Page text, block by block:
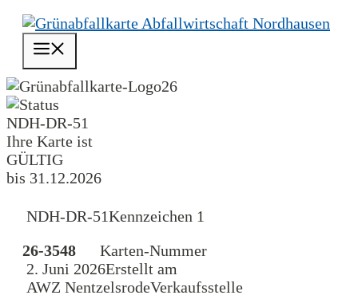
Zum
Inhalt
springen
26
NDH-DR-51
Ihre Karte ist
GÜLTIG
bis 31.12.2026
NDH-DR-51Kennzeichen 1
26-3548
Karten-Nummer
2. Juni 2026Erstellt am
AWZ NentzelsrodeVerkaufsstelle